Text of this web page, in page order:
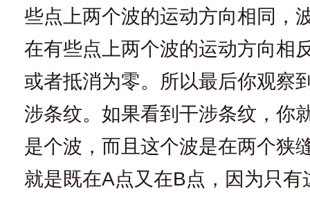
些点上两个波的运动方向相同，
在有些点上两个波的运动方向相
或者抵消为零。所以最后你观察
涉条纹。如果看到干涉条纹，你
是个波，而且这个波是在两个狭
就是既在A点又在B点，因为只有